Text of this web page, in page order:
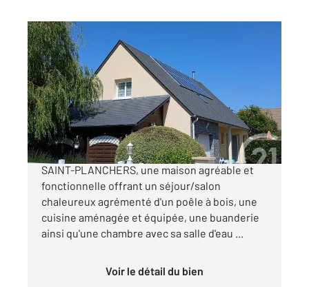
ST PLANCHERS 50
110 m2, 6 pièces
Ref : 44461
Maison à vendre
354 000 €
CENTURY 21 Royer Immo vous présente à
SAINT-PLANCHERS, une maison agréable et
fonctionnelle offrant un séjour/salon
chaleureux agrémenté d'un poêle à bois, une
cuisine aménagée et équipée, une buanderie
ainsi qu'une chambre avec sa salle d'eau ...
Voir le détail du bien